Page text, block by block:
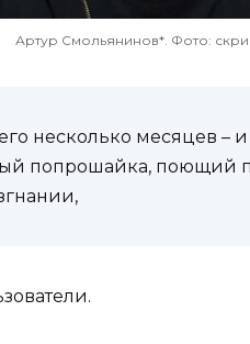
Артур Смольянинов*. Фото:
несколько месяцев –
попрошайка, поющий